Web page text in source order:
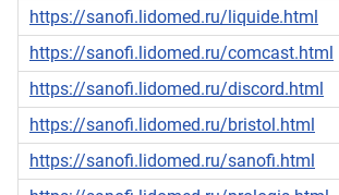
https://sanofi.lidomed.ru/liquide.html
https://sanofi.lidomed.ru/comcast.html
https://sanofi.lidomed.ru/discord.html
https://sanofi.lidomed.ru/bristol.html
https://sanofi.lidomed.ru/sanofi.html